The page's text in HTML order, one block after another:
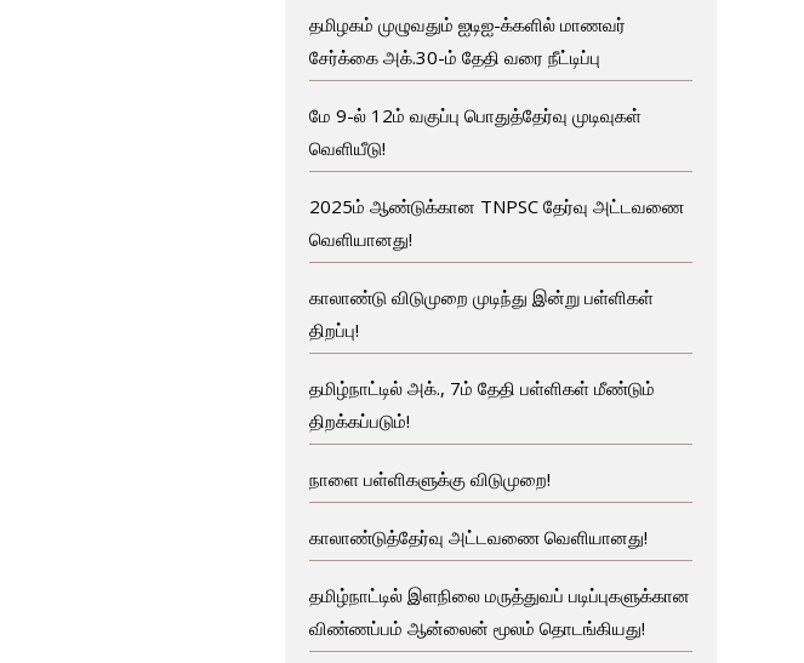
தமிழகம் முழுவதும் ஐடிஐ-க்களில் மாணவர்
சேர்க்கை அக்.30-ம் தேதி வரை நீட்டிப்பு
மே 9-ல் 12ம் வகுப்பு பொதுத்தேர்வு முடிவுகள்
வெளியீடு!
2025ம் ஆண்டுக்கான TNPSC தேர்வு அட்டவணை
வெளியானது!
காலாண்டு விடுமுறை முடிந்து இன்று பள்ளிகள்
திறப்பு!
தமிழ்நாட்டில் அக்., 7ம் தேதி பள்ளிகள் மீண்டும்
திறக்கப்படும்!
நாளை பள்ளிகளுக்கு விடுமுறை!
காலாண்டுத்தேர்வு அட்டவணை வெளியானது!
தமிழ்நாட்டில் இளநிலை மருத்துவப் படிப்புகளுக்கான
விண்ணப்பம் ஆன்லைன் மூலம் தொடங்கியது!